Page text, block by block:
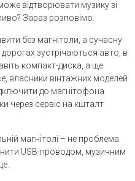
відтворювати музику зі
Зараз розповімо.
без магнітоли, а сучасну
зустрічаються авто, в
компакт-диска, а ще
власники вінтажних моделей
до магнітофона
через сервіс на кшталт
магнітолі – не проблема.
USB-проводом, музичним